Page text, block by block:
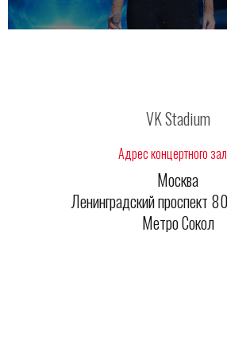
VK Stadium
Адрес концертного
Москва
Ленинградский проспект
Метро Сокол